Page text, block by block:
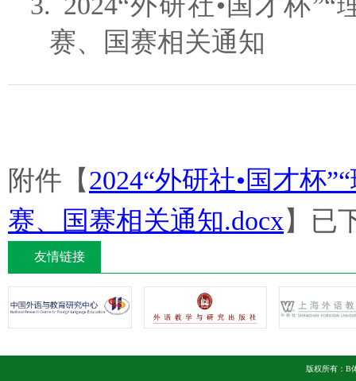
赛、国赛相关通知
附件【2024“外研社•国才杯
赛、国赛相关通知.docx】已
友情链接
版权所有：B